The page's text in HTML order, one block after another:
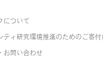
について
ティ研究環境推進のためのご寄付
お問い合わせ